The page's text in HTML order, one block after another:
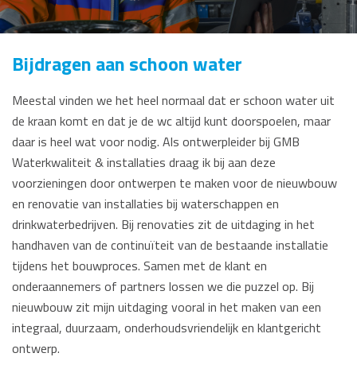
Bijdragen aan schoon water
Meestal vinden we het heel normaal dat er schoon water uit
de kraan komt en dat je de wc altijd kunt doorspoelen, maar
daar is heel wat voor nodig. Als ontwerpleider bij GMB
Waterkwaliteit & installaties draag ik bij aan deze
voorzieningen door ontwerpen te maken voor de nieuwbouw
en renovatie van installaties bij waterschappen en
drinkwaterbedrijven. Bij renovaties zit de uitdaging in het
handhaven van de continuïteit van de bestaande installatie
tijdens het bouwproces. Samen met de klant en
onderaannemers of partners lossen we die puzzel op. Bij
nieuwbouw zit mijn uitdaging vooral in het maken van een
integraal, duurzaam, onderhoudsvriendelijk en klantgericht
ontwerp.